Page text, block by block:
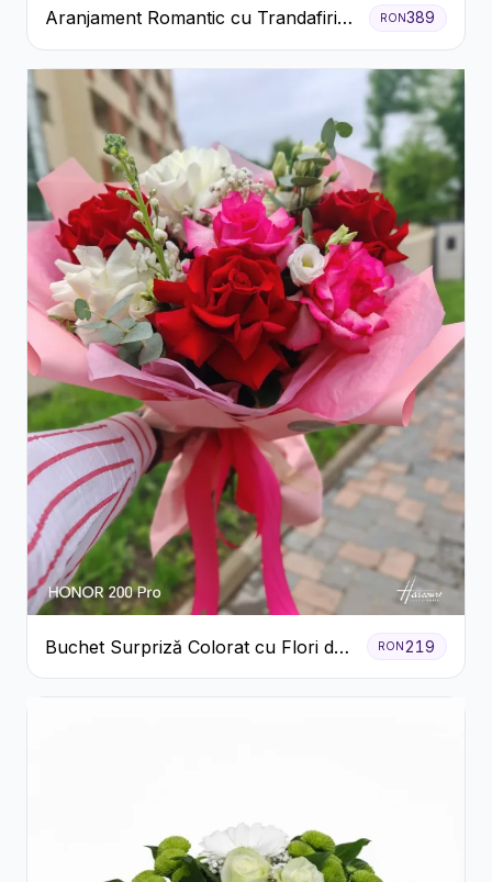
Aranjament Romantic cu Trandafiri
Roșii și Șampanie rose
RON389
Buchet Surpriză Colorat cu Flori de
Sezon
RON 219